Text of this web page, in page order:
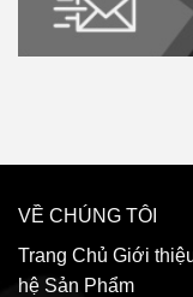
VỀ CHÚNG TÔI
Trang Chủ Giới
hệ Sản Phẩm